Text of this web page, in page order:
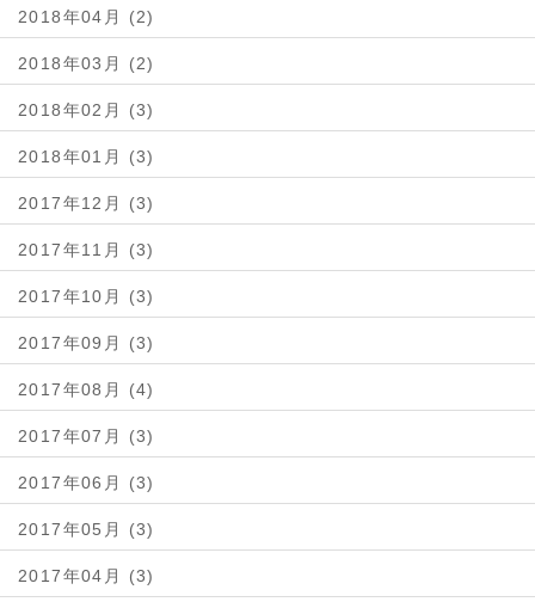
2018年04月 (2)
2018年03月 (2)
2018年02月 (3)
2018年01月 (3)
2017年12月 (3)
2017年11月 (3)
2017年10月 (3)
2017年09月 (3)
2017年08月 (4)
2017年07月 (3)
2017年06月 (3)
2017年05月 (3)
2017年04月 (3)